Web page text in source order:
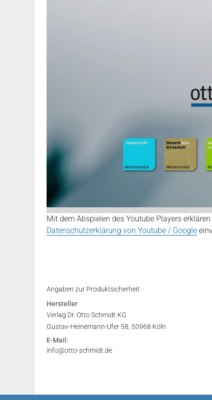
Mit dem Abspielen des Youtube Players
Datenschutzerklärung von Youtube / Google
Angaben zur Produktsicherheit
Hersteller
Verlag Dr. Otto Schmidt KG
Gustav-Heinemann-Ufer 58, 50968 Köln
E-Mail:
info@otto-schmidt.de